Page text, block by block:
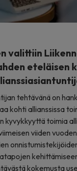
valittiin
eteläisen
tehtävänä on
kohti allianssissa
kyvykkyyttä toimia
viiden
kokemusta